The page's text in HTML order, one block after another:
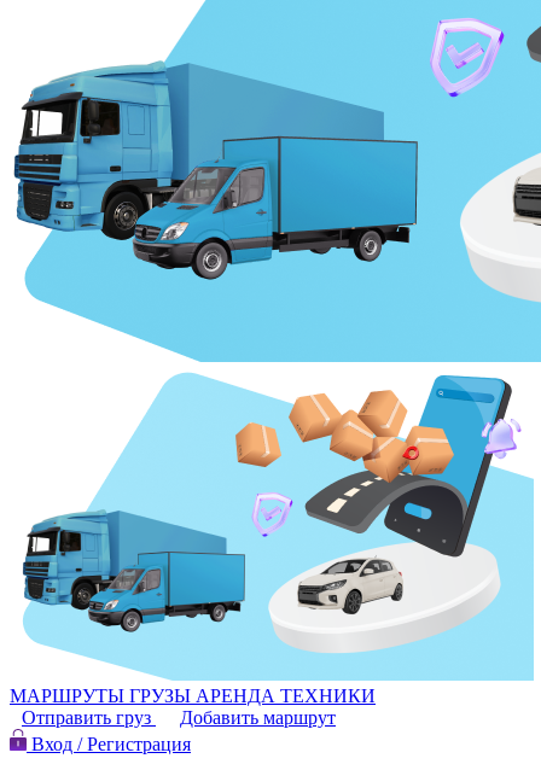
МАРШРУТЫ ГРУЗЫ АРЕНДА ТЕХНИКИ
Отправить груз
Добавить маршрут
Вход / Регистрация